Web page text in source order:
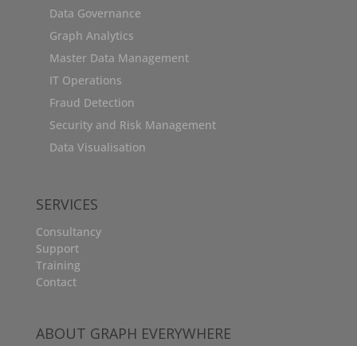
Data Governance
Graph Analytics
Master Data Management
IT Operations
Fraud Detection
Security and Risk Management
Data Visualisation
SERVICES
Consultancy
Support
Training
Contact
ABOUT GRAPH EVERYWHERE